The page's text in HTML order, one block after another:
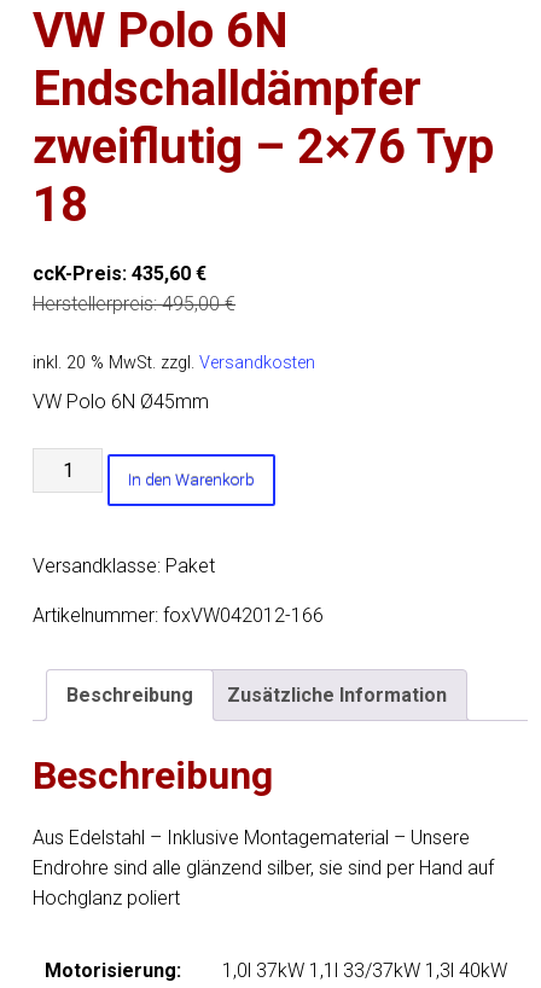
VW Polo 6N
Endschalldämpfer
zweiflutig – 2×76 Typ
18
ccK-Preis:435,60€
Herstellerpreis:495,00€
inkl. 20 % MwSt. zzgl.Versandkosten
VW Polo 6N Ø45mm
Polo
Endschalldämpfer
-
Typ
In den Warenkorb
Versandklasse: Paket
Artikelnummer:foxVW042012-166
Beschreibung Zusätzliche Information
Beschreibung
Aus Edelstahl – Inklusive Montagematerial – Unsere
Endrohre sind alle glänzend silber, sie sind per Hand auf
Hochglanz poliert
Motorisierung:
1,0l 37kW 1,1l 33/37kW 1,3l 40kW